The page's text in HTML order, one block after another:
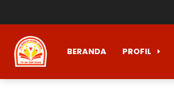
BERANDA PROFIL